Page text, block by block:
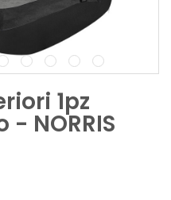
1pz
NORRIS